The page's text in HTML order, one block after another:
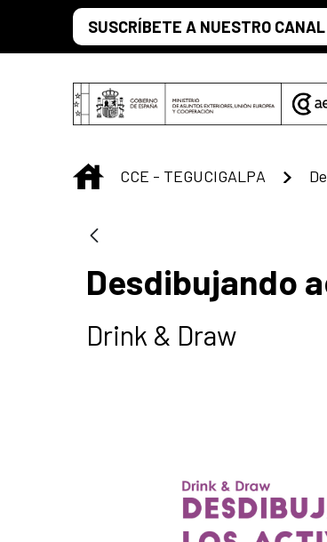
Saltar al contenido principal
SUSCRÍBETE A NUESTRO
INICIO
CCE - TEGUCIGALPA
Desdibujando
Drink & Draw